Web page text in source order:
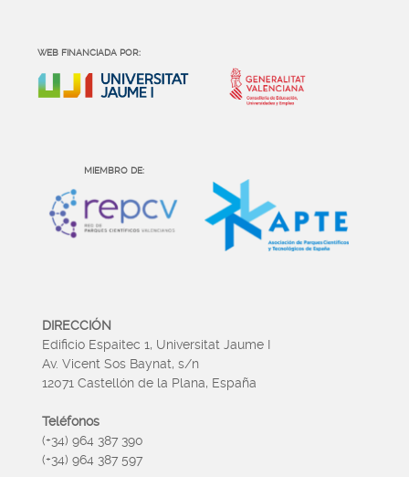
WEB FINANCIADA POR:
MIEMBRO DE:
DIRECCIÓN
Edificio Espaitec 1, Universitat Jaume I
Av. Vicent Sos Baynat, s/n
12071 Castellón de la Plana, España
Teléfonos
(+34) 964 387 390
(+34) 964 387 597